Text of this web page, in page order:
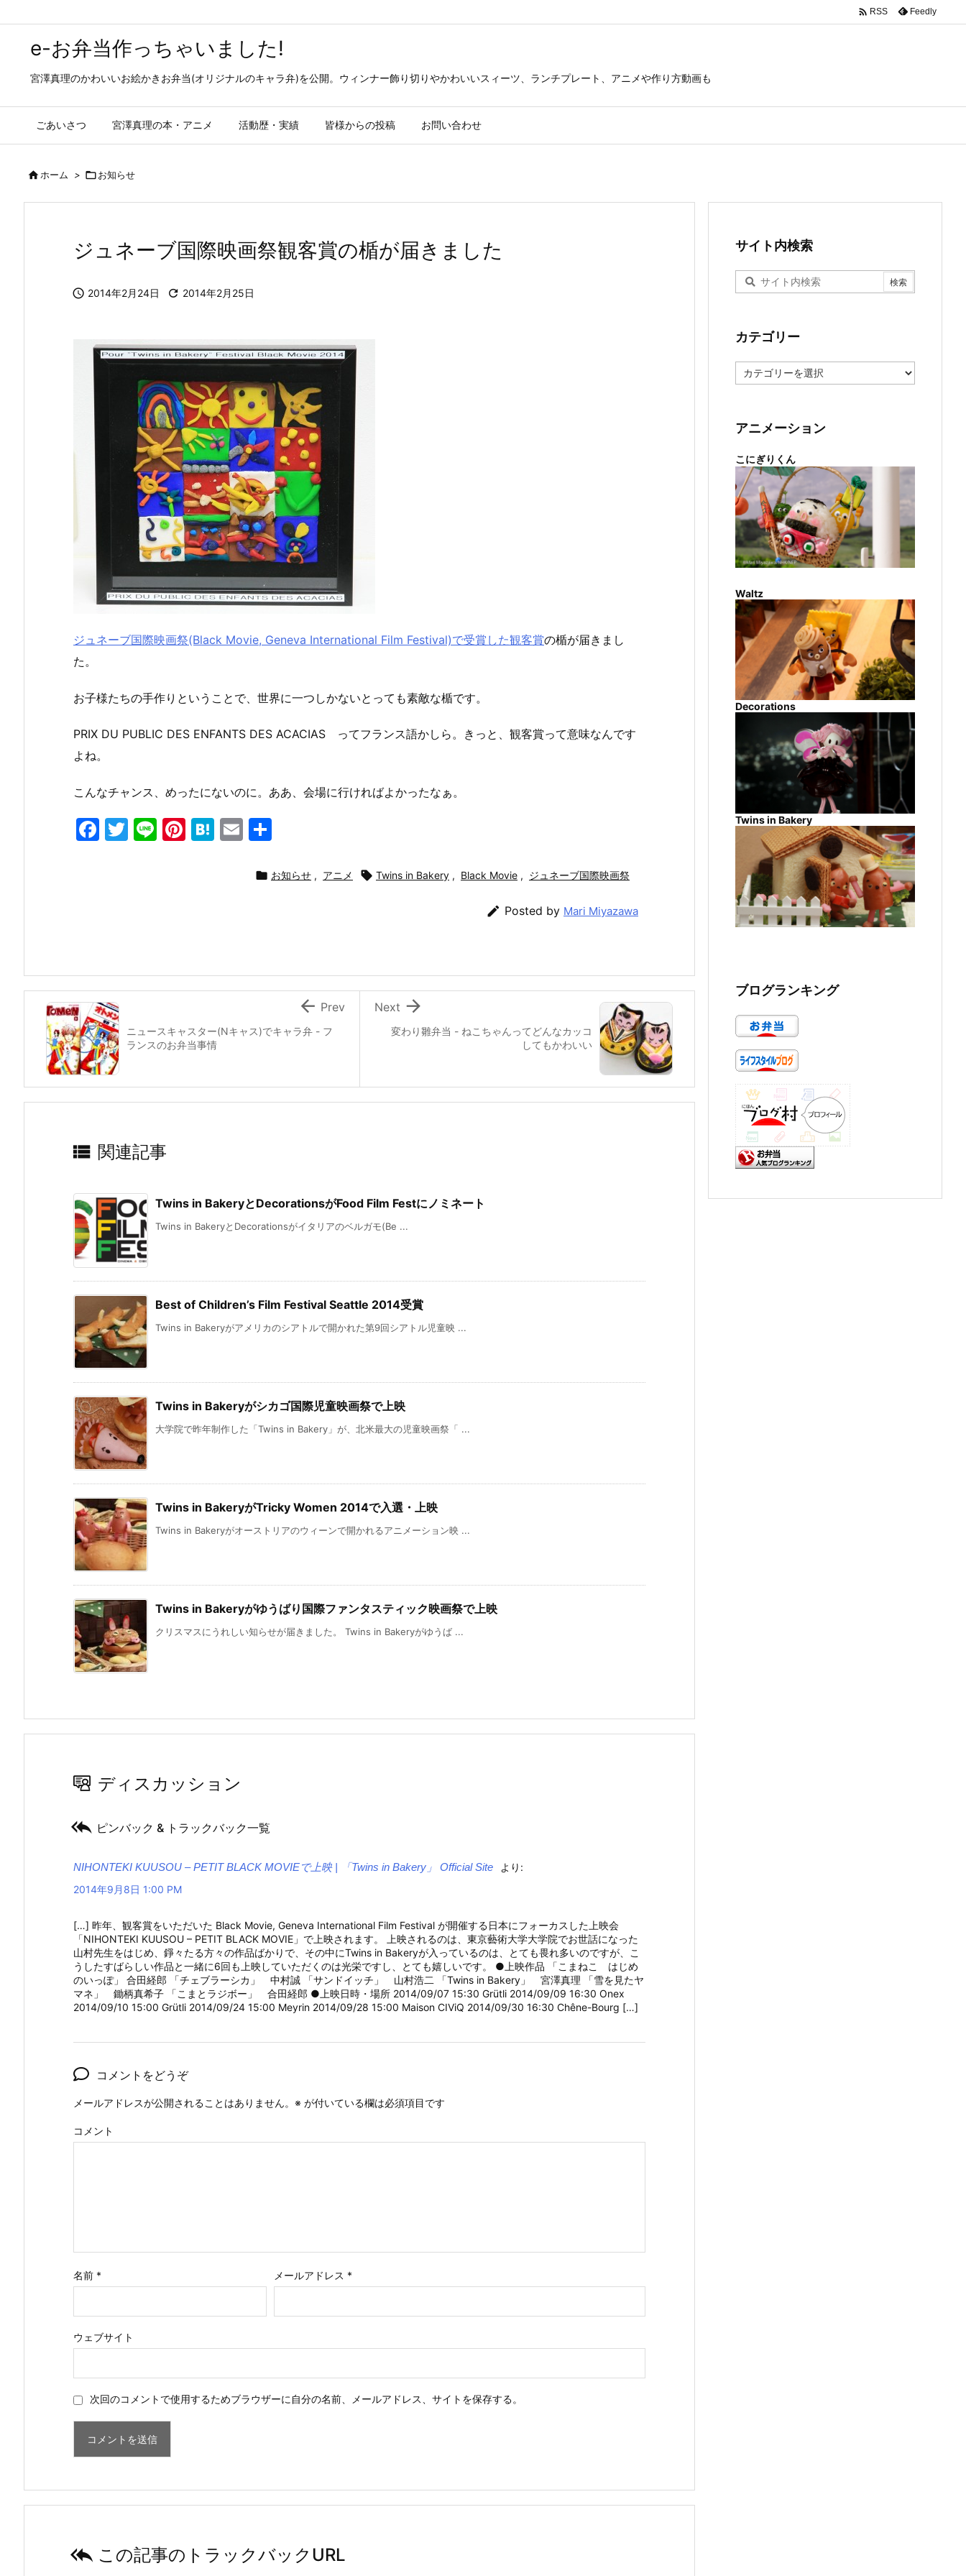
e-お弁当作っちゃいました!
宮澤真理のかわいいお絵かきお弁当(オリジナルのキャラ弁)を公開。ウィンナー飾り切りやかわいいスィーツ、ランチプレート、アニメや作り方動画も
ごあいさつ 宮澤真理の本・アニメ 活動歴・実績 皆様からの投稿 お問い合わせ
 RSS Feedly
ホーム > お知らせ
ジュネーブ国際映画祭観客賞の楯が届きました
 2014年2月24日  2014年2月25日
ジュネーブ国際映画祭(Black Movie, Geneva International Film Festival)で受賞した観客賞の楯が届きまし
た。
お子様たちの手作りということで、世界に一つしかないとっても素敵な楯です。
PRIX DU PUBLIC DES ENFANTS DES ACACIAS ってフランス語かしら。きっと、観客賞って意味なんです
よね。
こんなチャンス、めったにないのに。ああ、会場に行ければよかったなぁ。
F
k
T
Li Pi H
E
ai
 お知らせ , アニメ  Twins in Bakery , Black Movie , ジュネーブ国際映画祭
 Posted by Mari Miyazawa
変わり雛弁当 - ねこちゃんってどんなカッコ
してもかわいい

Next
ニュースキャスター(Nキャス)でキャラ弁 - フ
ランスのお弁当事情
 Prev
 関連記事
Twins in BakeryとDecorationsがFood Film Festにノミネート
Twins in BakeryとDecorationsがイタリアのベルガモ(Be ...
Best of Children’s Film Festival Seattle 2014受賞
Twins in Bakeryがアメリカのシアトルで開かれた第9回シアトル児童映 ...
Twins in Bakeryがシカゴ国際児童映画祭で上映
大学院で昨年制作した「Twins in Bakery」が、北米最大の児童映画祭「 ...
Twins in BakeryがTricky Women 2014で入選・上映
Twins in Bakeryがオーストリアのウィーンで開かれるアニメーション映 ...
Twins in Bakeryがゆうばり国際ファンタスティック映画祭で上映
クリスマスにうれしい知らせが届きました。 Twins in Bakeryがゆうば ...
ディスカッション
 ピンバック & トラックバック一覧
NIHONTEKI KUUSOU – PETIT BLACK MOVIEで上映 | 「Twins in Bakery」 Official Site
より:
2014年9月8日 1:00 PM
[…] 昨年、観客賞をいただいた Black Movie, Geneva International Film Festival が開催する日本にフォーカスした上映会
「NIHONTEKI KUUSOU – PETIT BLACK MOVIE」で上映されます。 上映されるのは、東京藝術大学大学院でお世話になった
山村先生をはじめ、錚々たる方々の作品ばかりで、その中にTwins in Bakeryが入っているのは、とても畏れ多いのですが、こ
うしたすばらしい作品と一緒に6回も上映していただくのは光栄ですし、とても嬉しいです。 ●上映作品 「こまねこ はじめ
のいっぽ」 合田経郎 「チェブラーシカ」 中村誠 「サンドイッチ」 山村浩二 「Twins in Bakery」 宮澤真理 「雪を見たヤ
マネ」 鋤柄真希子 「こまとラジボー」 合田経郎 ●上映日時・場所 2014/09/07 15:30 Grütli 2014/09/09 16:30 Onex
2014/09/10 15:00 Grütli 2014/09/24 15:00 Meyrin 2014/09/28 15:00 Maison CIViQ 2014/09/30 16:30 Chêne-Bourg […]
コメントをどうぞ
メールアドレスが公開されることはありません。 ※ が付いている欄は必須項目です
コメント
名前 * メールアドレス *
ウェブサイト
次回のコメントで使用するためブラウザーに自分の名前、メールアドレス、サイトを保存する。
 この記事のトラックバックURL
サイト内検索
カテゴリー
テ
ー
アニメーション
こにぎりくん
Waltz
Decorations
Twins in Bakery
ブログランキング